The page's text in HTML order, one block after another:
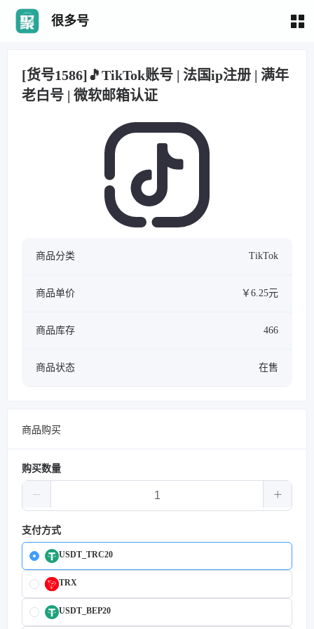
很多号
[货号1586]🎵TikTok账号 | 法国ip注册 | 满年
老白号 | 微软邮箱认证
商品分类 TikTok
商品单价 ￥6.25元
商品库存 466
商品状态 在售
商品购买
购买数量
支付方式
USDT_TRC20
TRX
USDT_BEP20